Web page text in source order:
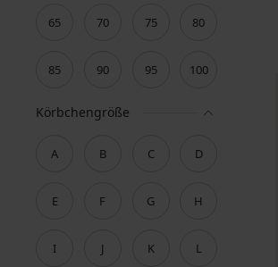
65 70 75 80
85 90 95 100
Körbchengröße
A B C D
E F G H
I J K L